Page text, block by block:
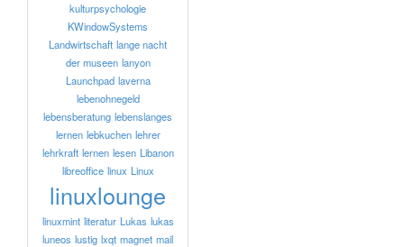
kulturpsychologie
KWindowSystems
Landwirtschaft lange nacht
der museen lanyon
Launchpad laverna
lebenohnegeld
lebensberatung lebenslanges
lernen lebkuchen lehrer
lehrkraft lernen lesen Libanon
libreoffice linux Linux
linuxlounge
linuxmint literatur Lukas lukas
luneos lustig lxqt magnet mail